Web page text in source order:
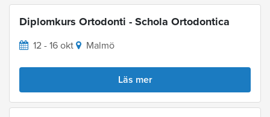
Diplomkurs Ortodonti - Schola Ortodontica
12 - 16 okt Malmö
Läs mer